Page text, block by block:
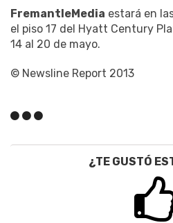
FremantleMedia estará en
el piso 17 del Hyatt Century
14 al 20 de mayo.
© Newsline Report 2013
¿TE GUSTÓ